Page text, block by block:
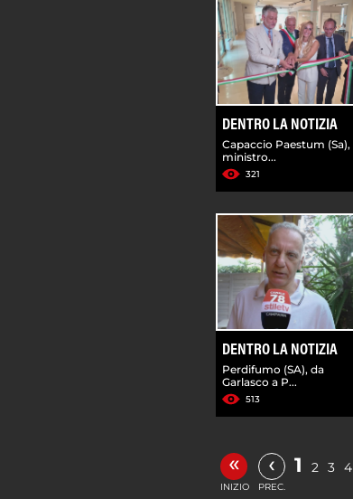
DENTRO LA NOTIZIA
Capaccio Paestum (Sa),
ministro...
321
DENTRO LA NOTIZIA
Perdifumo (SA), da
Garlasco a P...
513
«
INIZIO
‹
PREC.
1 2 3 4